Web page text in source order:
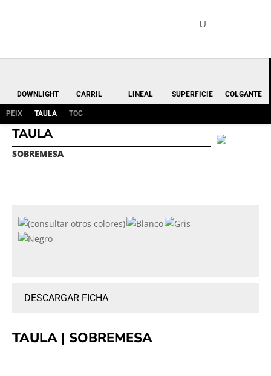
DOWNLIGHT CARRIL LINEAL SUPERFICIE COLGANTE
PEIX TAULA TOC
TAULA
SOBREMESA
DESCARGAR FICHA
TAULA | SOBREMESA